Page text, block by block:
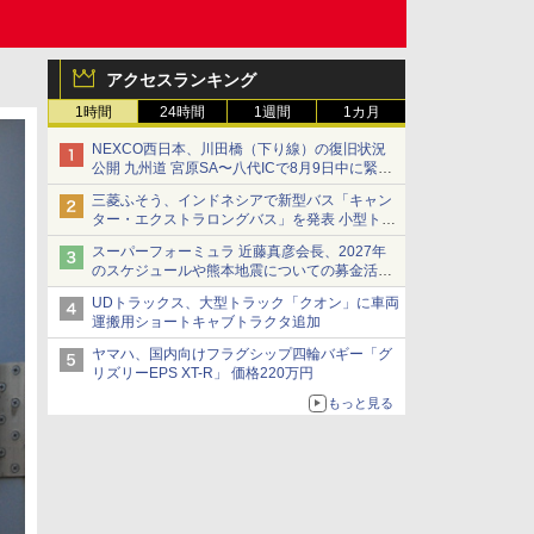
アクセスランキング
1時間 24時間 1週間 1カ月
NEXCO西日本、川田橋（下り線）の復旧状況
公開 九州道 宮原SA〜八代ICで8月9日中に緊急
車両を通行可能に
三菱ふそう、インドネシアで新型バス「キャン
ター・エクストラロングバス」を発表 小型トラ
ックベースの観光・旅客輸送向けバス
スーパーフォーミュラ 近藤真彦会長、2027年
のスケジュールや熊本地震についての募金活動
を紹介
UDトラックス、大型トラック「クオン」に車両
運搬用ショートキャブトラクタ追加
ヤマハ、国内向けフラグシップ四輪バギー「グ
リズリーEPS XT-R」 価格220万円
もっと見る